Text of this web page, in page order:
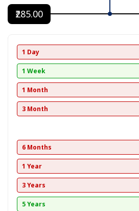
₹285.00
1 Day
1 Week
1 Month
3 Month
6 Months
1 Year
3 Years
5 Years